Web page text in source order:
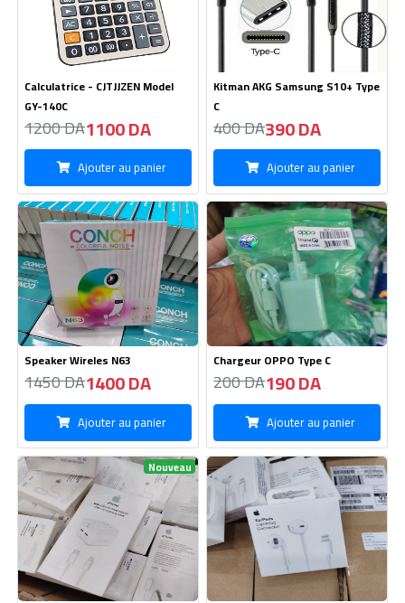
Calculatrice - CJTJJZEN Model
GY-140C
1200 DA1100 DA
Ajouter au panier
Kitman AKG Samsung S10+ Type
C
400 DA390 DA
Ajouter au panier
Speaker Wireles N63
1450 DA1400 DA
Ajouter au panier
Chargeur OPPO Type C
200 DA190 DA
Ajouter au panier
Nouveau